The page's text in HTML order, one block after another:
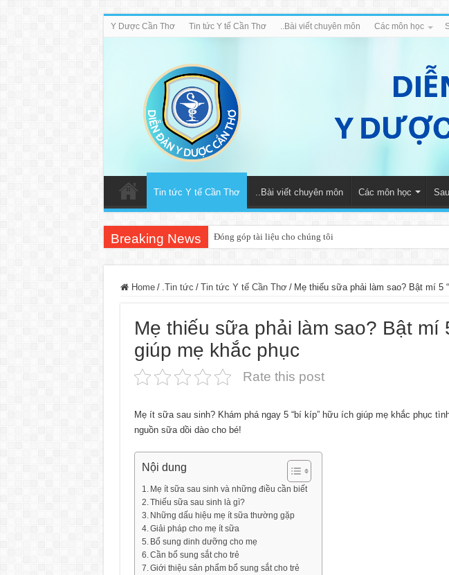
Y Dược Cần Thơ Tin tức Y tế Cần Thơ ..Bài viết chuyên môn Các môn học
Tin tức Y tế Cần Thơ ..Bài viết chuyên môn Các môn học
Breaking News Đóng góp tài liệu cho chúng tôi
Home / .Tin tức / Tin tức Y tế Cần Thơ / Mẹ thiếu sữa phải làm sao? Bật mí 5
Mẹ thiếu sữa phải làm sao? Bật mí
giúp mẹ khắc phục
Rate this post
Mẹ ít sữa sau sinh? Khám phá ngay 5 “bí kíp” hữu ích giúp mẹ khắc phục
nguồn sữa dồi dào cho bé!
Nội dung
Mẹ ít sữa sau sinh và những điều cần biết
Thiếu sữa sau sinh là gì?
Những dấu hiệu mẹ ít sữa thường gặp
Giải pháp cho mẹ ít sữa
Bổ sung dinh dưỡng cho mẹ
Cần bổ sung sắt cho trẻ
Giới thiệu sản phẩm bổ sung sắt cho trẻ